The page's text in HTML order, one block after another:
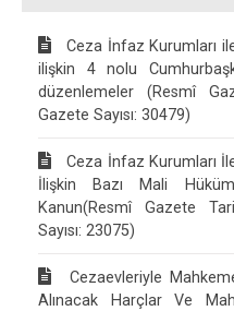
Ceza İnfaz Kurumları
ilişkin 4 nolu
düzenlemeler (Resmî
Gazete Sayısı: 30479)
Ceza İnfaz Kurumları
İlişkin Bazı Mali
Kanun(Resmî Gazete
Sayısı: 23075)
Cezaevleriyle
Alınacak Harçlar Ve